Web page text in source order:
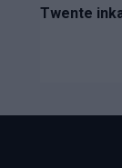
Twente